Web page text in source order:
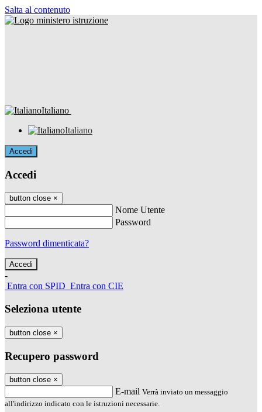
Salta al contenuto
Italiano
Italiano
Accedi
Accedi
button close ×
Nome Utente
Password
Password dimenticata?
-
Entra con SPID Entra con CIE
Seleziona utente
button close ×
Recupero password
button close ×
E-mail Verrà inviato un messaggio
all'indirizzo indicato con le istruzioni necessarie.